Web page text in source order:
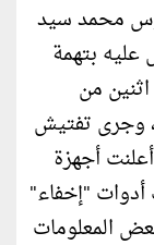
محمد سيد
القبض عليه بتهمة
من
وجرى تفتيش
أجهزة
"إخفاء"
المعلومات